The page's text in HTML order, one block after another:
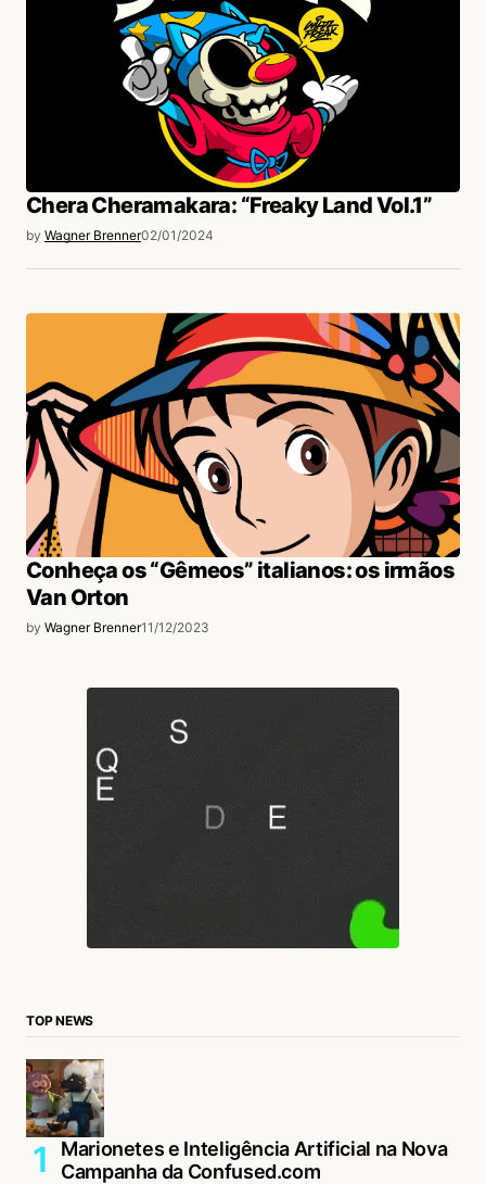
Chera Cheramakara: “Freaky Land Vol.1”
by Wagner Brenner02/01/2024
Conheça os “Gêmeos” italianos: os irmãos
Van Orton
by Wagner Brenner11/12/2023
TOP NEWS
Marionetes e Inteligência Artificial na Nova
Campanha da Confused.com